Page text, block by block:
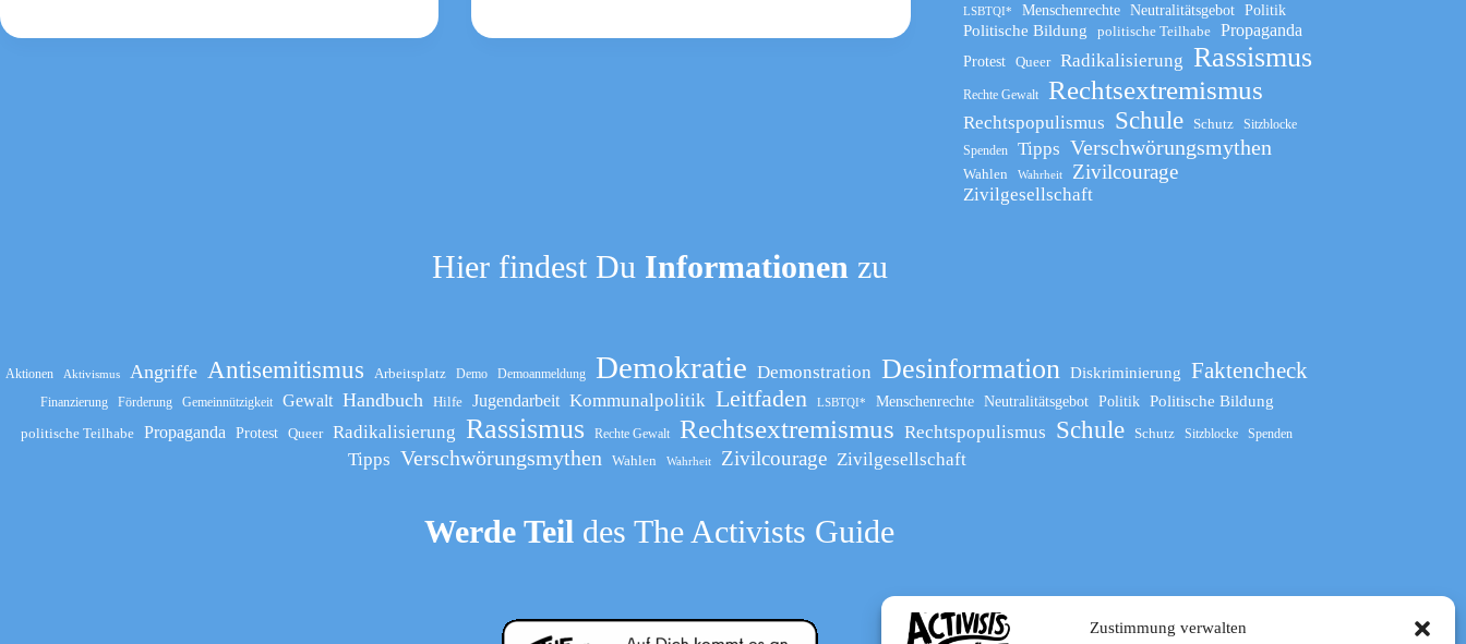
Zustimmung verwalten
LSBTQI* Menschenrechte Neutralitätsgebot Politik
Politische Bildung politische Teilhabe Propaganda
Protest Queer Radikalisierung Rassismus
Rechte Gewalt Rechtsextremismus
Rechtspopulismus Schule Schutz
Sitzblocke
Spenden
Tipps Verschwörungsmythen
Wahlen Wahrheit Zivilcourage
Zivilgesellschaft
Hier findest Du Informationen zu
Aktionen Aktivismus Angriffe Antisemitismus Arbeitsplatz Demo Demoanmeldung Demokratie Demonstration Desinformation Diskriminierung Faktencheck
Finanzierung Förderung Gemeinnützigkeit Gewalt Handbuch Hilfe Jugendarbeit Kommunalpolitik Leitfaden LSBTQI* Menschenrechte Neutralitätsgebot Politik Politische Bildung
politische Teilhabe Propaganda Protest Queer Radikalisierung Rassismus Rechte Gewalt Rechtsextremismus Rechtspopulismus Schule Schutz Sitzblocke Spenden
Tipps Verschwörungsmythen Wahlen Wahrheit Zivilcourage Zivilgesellschaft
Werde Teil des The Activists Guide